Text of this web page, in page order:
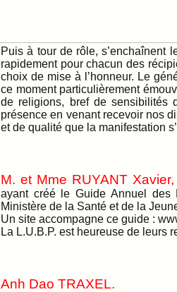
Puis à tour de rôle, s’enchaînent
rapidement pour chacun des
choix de mise à l’honneur. Le
ce moment particulièrement
de religions, bref de sensibilités
présence en venant recevoir nos
et de qualité que la manifestation
M. et Mme RUYANT Xavier,
ayant créé le Guide Annuel des
Ministère de la Santé et de la
Un site accompagne ce guide :
La L.U.B.P. est heureuse de leurs
Anh Dao TRAXEL.